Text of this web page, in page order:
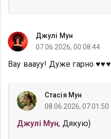
Джулі Мун
07.06.2026, 00:08:44
Вау ваауу! Дуже гарно ♥️♥️♥️
Стасія Мун
08.06.2026, 07:01:50
Джулі Мун, Дякую)